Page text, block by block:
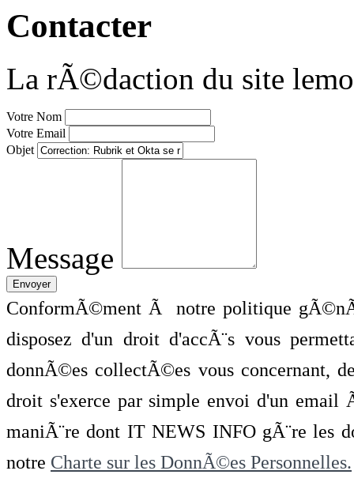
Contacter
La rÃ©daction du site
Votre Nom
Votre Email
Objet
Message
ConformÃ©ment Ã notre politique
disposez d'un droit d'accÃ¨s vous
donnÃ©es collectÃ©es vous concernant,
droit s'exerce par simple envoi d'un
maniÃ¨re dont IT NEWS INFO gÃ¨re les
notre Charte sur les DonnÃ©es Personnelles.